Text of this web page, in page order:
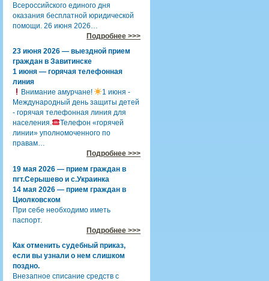
Всероссийского единого дня
оказания бесплатной юридической
помощи. 26 июня 2026…
Подробнее >>>
23 июня 2026 — выездной прием
граждан в Завитинске
1 июня — горячая телефонная
линия
Внимание амурчане!
1 июня -
Международный день защиты детей
- горячая телефонная линия для
населения.
Телефон «горячей
линии» уполномоченного по
правам…
Подробнее >>>
19 мая 2026 — прием граждан в
пгт.Серышево и с.Украинка
14 мая 2026 — прием граждан в
Циолковском
При себе необходимо иметь
паспорт.
Подробнее >>>
Как отменить судебный приказ,
если вы узнали о нем слишком
поздно.
Внезапное списание средств с